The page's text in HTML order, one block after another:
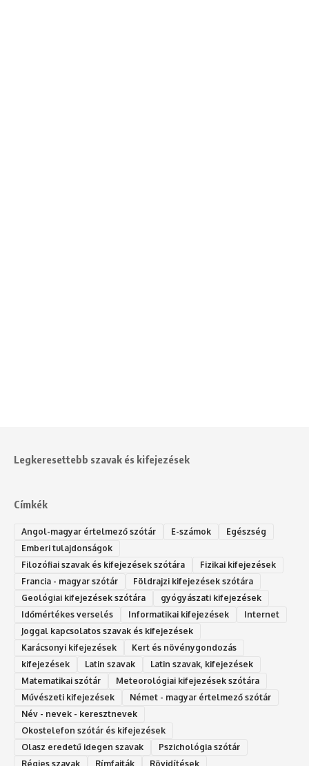
Legkeresettebb szavak és kifejezések
Címkék
Angol-magyar értelmező szótár E-számok
Egészség
Emberi tulajdonságok
Filozófiai szavak és kifejezések szótára
Fizikai kifejezések
Francia - magyar szótár
Földrajzi kifejezések szótára
Geológiai kifejezések szótára
gyógyászati kifejezések
Időmértékes verselés
Informatikai kifejezések
Internet
Joggal kapcsolatos szavak és kifejezések
Karácsonyi kifejezések
Kert és növénygondozás
kifejezések
Latin szavak
Latin szavak, kifejezések
Matematikai szótár
Meteorológiai kifejezések szótára
Művészeti kifejezések
Német - magyar értelmező szótár
Név - nevek - keresztnevek
Okostelefon szótár és kifejezések
Olasz eredetű idegen szavak
Ps‮gólohciz‬ia s‮átóz‬r
Régies szavak
Rímfajták Rövidítések